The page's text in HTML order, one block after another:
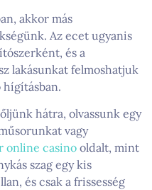
akkor más
Az ecet ugyanis
és a
lakásunkat felmoshatjuk
hátra, olvassunk egy
vagy
online casinooldalt, mint
szag egy kis
és csak a frissesség